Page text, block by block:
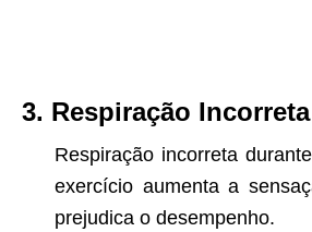
3. Respiração Incorreta
Respiração incorreta
exercício aumenta a
prejudica o desempenho.